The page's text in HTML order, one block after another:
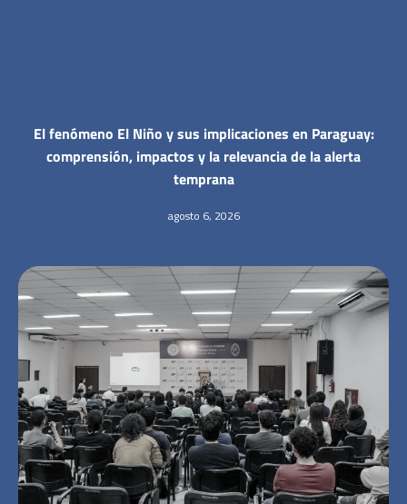
El fenómeno El Niño y sus implicaciones en Paraguay:
comprensión, impactos y la relevancia de la alerta
temprana
agosto 6, 2026